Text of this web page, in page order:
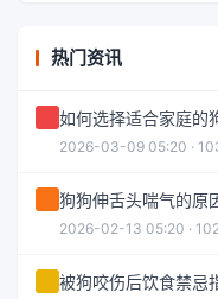
热门资讯
如何选择适合家庭的
2026-03-09 05:20 ·
狗狗伸舌头喘气的原
2026-02-13 05:20 ·
被狗咬伤后饮食禁忌